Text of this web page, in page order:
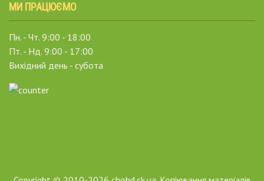
МИ ПРАЦЮЄМО
Пн. - Чт. 9:00 - 18:00
Пт. - Нд. 9:00 - 17:00
Вихідний день - субота